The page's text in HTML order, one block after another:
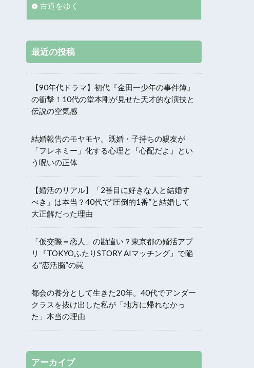
古道をゆく
最近の投稿
【90年代ドラマ】初代『金田一少年の事件簿』
の衝撃！10代の堂本剛が見せた天才的な演技と
伝説の空気感
結婚報告のモヤモヤ。既婚・子持ちの親友が
「フレネミー」化する心理と『心配だよ』とい
う呪いの正体
【婚活のリアル】「2番目に好きな人と結婚す
べき」は本当？40代で“圧倒的1番”と結婚して
大正解だった理由
「仮交際＝恋人」の勘違い？東京都の婚活アプ
リ『TOKYOふたりSTORY AIマッチング』で陥
る“恋活脳”の罠
都会の養分として生きた20年。40代でアンダー
クラスを抜け出した私が「地方に帰れなかっ
た」本当の理由
アーカイブ